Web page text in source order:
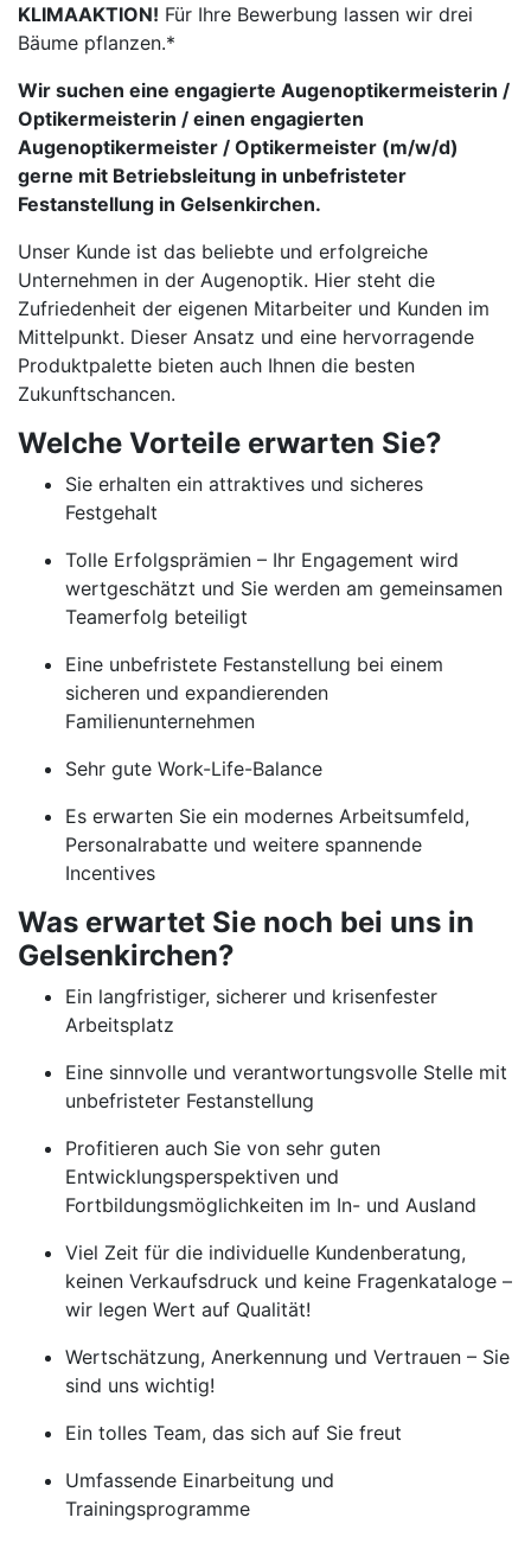
KLIMAAKTION! Für Ihre Bewerbung lassen wir drei
Bäume pflanzen.*
Wir suchen eine engagierte Augenoptikermeisterin /
Optikermeisterin / einen engagierten
Augenoptikermeister / Optikermeister (m/w/d)
gerne mit Betriebsleitung in unbefristeter
Festanstellung in Gelsenkirchen.
Unser Kunde ist das beliebte und erfolgreiche
Unternehmen in der Augenoptik. Hier steht die
Zufriedenheit der eigenen Mitarbeiter und Kunden im
Mittelpunkt. Dieser Ansatz und eine hervorragende
Produktpalette bieten auch Ihnen die besten
Zukunftschancen.
Welche Vorteile erwarten Sie?
Sie erhalten ein attraktives und sicheres
Festgehalt
Tolle Erfolgsprämien – Ihr Engagement wird
wertgeschätzt und Sie werden am gemeinsamen
Teamerfolg beteiligt
Eine unbefristete Festanstellung bei einem
sicheren und expandierenden
Familienunternehmen
Sehr gute Work-Life-Balance
Es erwarten Sie ein modernes Arbeitsumfeld,
Personalrabatte und weitere spannende
Incentives
Was erwartet Sie noch bei uns in
Gelsenkirchen?
Ein langfristiger, sicherer und krisenfester
Arbeitsplatz
Eine sinnvolle und verantwortungsvolle Stelle mit
unbefristeter Festanstellung
Profitieren auch Sie von sehr guten
Entwicklungsperspektiven und
Fortbildungsmöglichkeiten im In- und Ausland
Viel Zeit für die individuelle Kundenberatung,
keinen Verkaufsdruck und keine Fragenkataloge –
wir legen Wert auf Qualität!
Wertschätzung, Anerkennung und Vertrauen – Sie
sind uns wichtig!
Ein tolles Team, das sich auf Sie freut
Umfassende Einarbeitung und
Trainingsprogramme